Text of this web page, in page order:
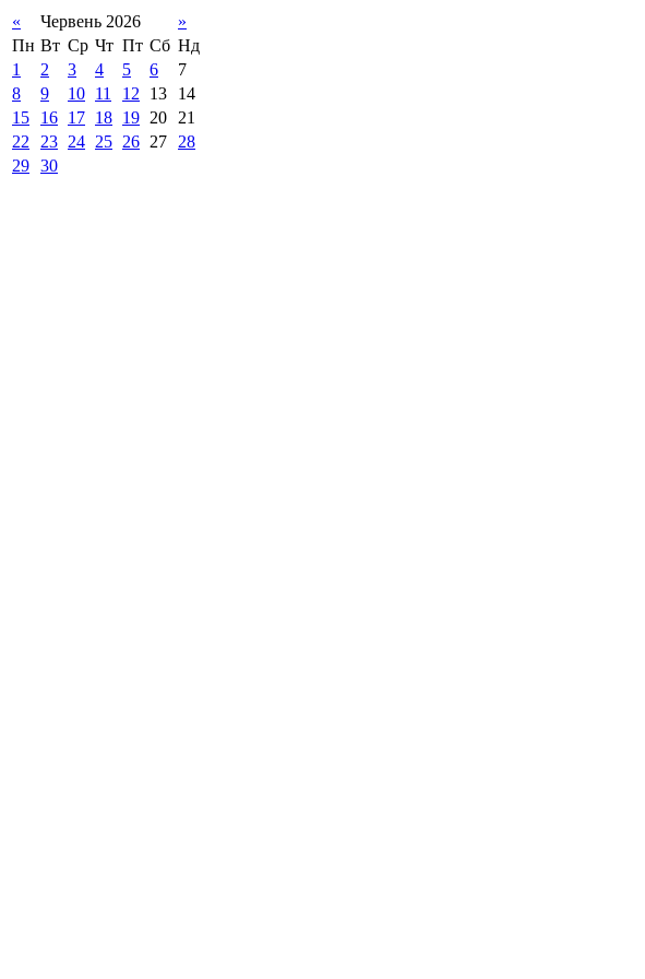
« Червень 2026
»
Пн Вт Ср Чт Пт Сб Нд
1
2 3 4 5 6
7
8
9 10 11 12 13
14
15
16 17 18 19 20
21
22
23 24 25 26 27
28
29 30